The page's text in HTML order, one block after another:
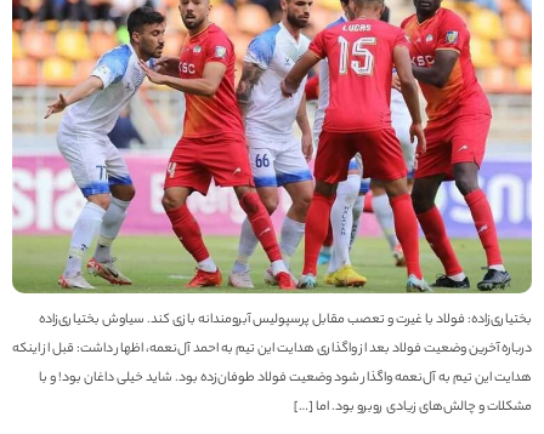
فولاد با غیرت و تعصب مقابل پرسپولیس آبرومندانه بازی کند. سیاوش بختیاری‌زاده
آخرین وضعیت فولاد بعد از واگذاری هدایت این تیم به احمد آل‌نعمه، اظهار داشت: قبل از اینکه
این تیم به آل‌نعمه واگذار شود وضعیت فولاد طوفان‌زده بود. شاید خیلی داغان بود! و با
و چالش‌های زیادی روبرو بود. اما […]